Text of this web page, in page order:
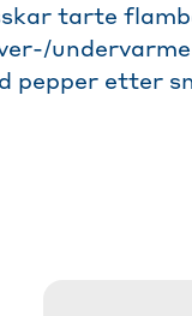
tarte
pepper etter